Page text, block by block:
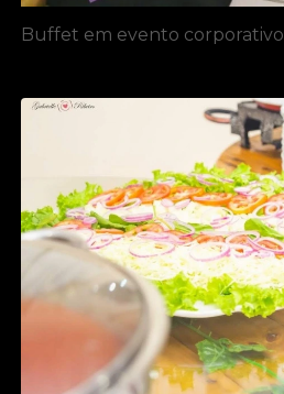
Buffet em evento corporativo